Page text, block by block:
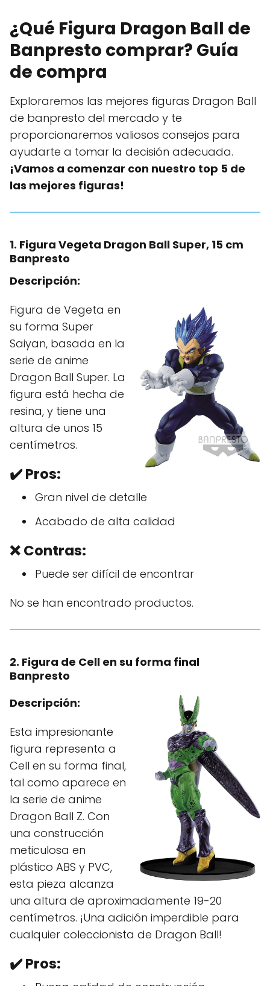
¿Qué Figura Dragon Ball de
Banpresto comprar? Guía
de compra
Exploraremos las mejores figuras Dragon Ball
de banpresto del mercado y te
proporcionaremos valiosos consejos para
ayudarte a tomar la decisión adecuada.
¡Vamos a comenzar con nuestro top 5 de
las mejores figuras!
1. Figura Vegeta Dragon Ball Super, 15 cm
Banpresto
Descripción:
Figura de Vegeta en
su forma Super
Saiyan, basada en la
serie de anime
Dragon Ball Super. La
figura está hecha de
resina, y tiene una
altura de unos 15
centímetros.
✔️Pros:
Gran nivel de detalle
Acabado de alta calidad
❌ Contras:
Puede ser difícil de encontrar
No se han encontrado productos.
2. Figura de Cell en su forma final
Banpresto
Descripción:
Esta impresionante
figura representa a
Cell en su forma final,
tal como aparece en
la serie de anime
Dragon Ball Z. Con
una construcción
meticulosa en
plástico ABS y PVC,
esta pieza alcanza
una altura de aproximadamente 19-20
centímetros. ¡Una adición imperdible para
cualquier coleccionista de Dragon Ball!
✔️Pros: